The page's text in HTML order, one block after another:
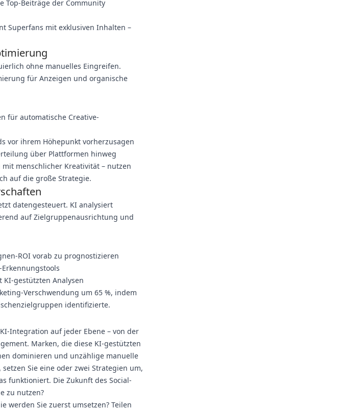
Top-Beiträge der Community
Superfans mit exklusiven Inhalten –
ohne manuelles Eingreifen.
für Anzeigen und organische
für automatische Creative-
vor ihrem Höhepunkt vorherzusagen
über Plattformen hinweg
menschlicher Kreativität – nutzen
auf die große Strategie.
datengesteuert. KI analysiert
auf Zielgruppenausrichtung und
ROI vorab zu prognostizieren
KI-gestützten Analysen
Verschwendung um 65 %, indem
identifizierte.
Integration auf jeder Ebene – von der
Marken, die diese KI-gestützten
dominieren und unzählige manuelle
Sie eine oder zwei Strategien um,
funktioniert. Die Zukunft des Social-
zu nutzen?
werden Sie zuerst umsetzen? Teilen